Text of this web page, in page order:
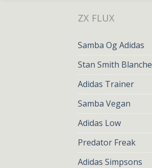
ZX FLUX
Samba Og Adidas
Stan Smith Blanche
Adidas Trainer
Samba Vegan
Adidas Low
Predator Freak
Adidas Simpsons